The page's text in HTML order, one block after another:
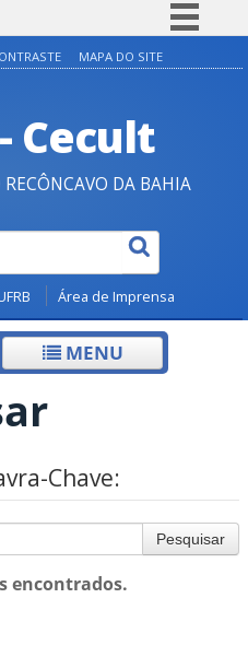
Simplifique!
Participe
Acesso à informação
Legislação
Canais
MAPA DO SITE
Cecult
RECÔNCAVO DA BAHIA
Área de Imprensa
MENU
Chave:
Pesquisar
encontrados.